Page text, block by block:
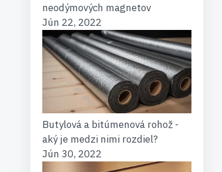
neodýmových magnetov
Jún 22, 2022
Butylová a bitúmenová rohož -
aký je medzi nimi rozdiel?
Jún 30, 2022